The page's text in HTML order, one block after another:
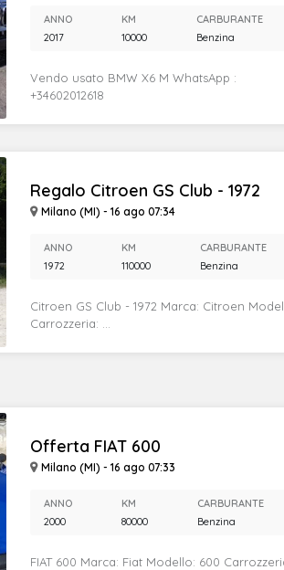
Vendo usato BMW X6 M WhatsApp :
+34602012618
ANNO
2017
KM
10000
CARBURANTE
Benzina
Regalo Citroen GS Club - 1972
Milano (MI) - 16 ago 07:34
Citroen GS Club - 1972 Marca: Citroen
Carrozzeria: ...
ANNO
1972
KM
110000
CARBURANTE
Benzina
Offerta FIAT 600
Milano (MI) - 16 ago 07:33
FIAT 600 Marca: Fiat Modello: 600
ANNO
2000
KM
80000
CARBURANTE
Benzina